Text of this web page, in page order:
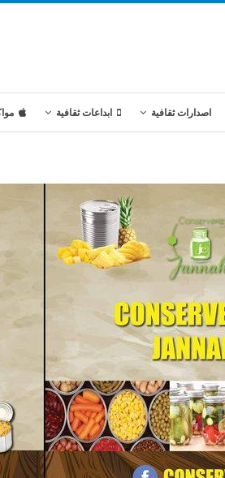
اصدارات ثقافية ابداعات ثقافية